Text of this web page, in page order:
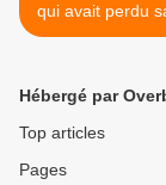
qui avait perdu
un chouette
Hébergé par
Top articles
Pages